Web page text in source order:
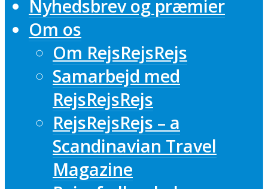
Nyhedsbrev og præmier
Om os
Om RejsRejsRejs
Samarbejd med
RejsRejsRejs
RejsRejsRejs – a
Scandinavian Travel
Magazine